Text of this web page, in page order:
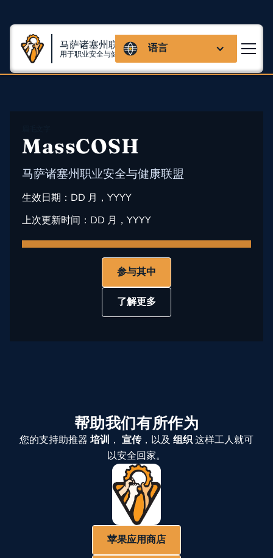
马萨诸塞州联盟
用于职业安全与健康 语言
MassCOSH
马萨诸塞州职业安全与健康联盟
生效日期： DD 月，YYYY
上次更新时间： DD 月，YYYY
参与其中
了解更多
帮助我们有所作为
您的支持助推器 培训 ， 宣传，以及 组织这样工人就可
以安全回家。
苹果应用商店